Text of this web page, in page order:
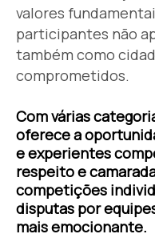
valores
participantes não
também como
comprometidos.
Com várias
oferece a
e experientes
respeito e
competições
disputas por
mais emocionante.